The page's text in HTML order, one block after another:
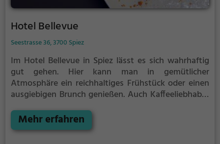
Hotel Bellevue
Seestrasse 36, 3700 Spiez
Im Hotel Bellevue in Spiez lässt es sich wahrhaftig
gut gehen. Hier kann man in gemütlicher
Atmosphäre ein reichhaltiges Frühstück oder einen
ausgiebigen Brunch genießen. Auch Kaffeeliebhaber
können zwischen einer Vielzahl an
Kaffeespezialitäten und verlockenden Kuchensorten
Mehr erfahren